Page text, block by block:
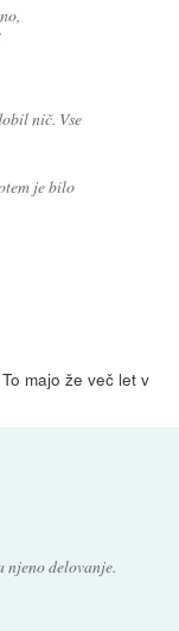
nič. Vse
je bilo
majo že več let v
njeno delovanje.